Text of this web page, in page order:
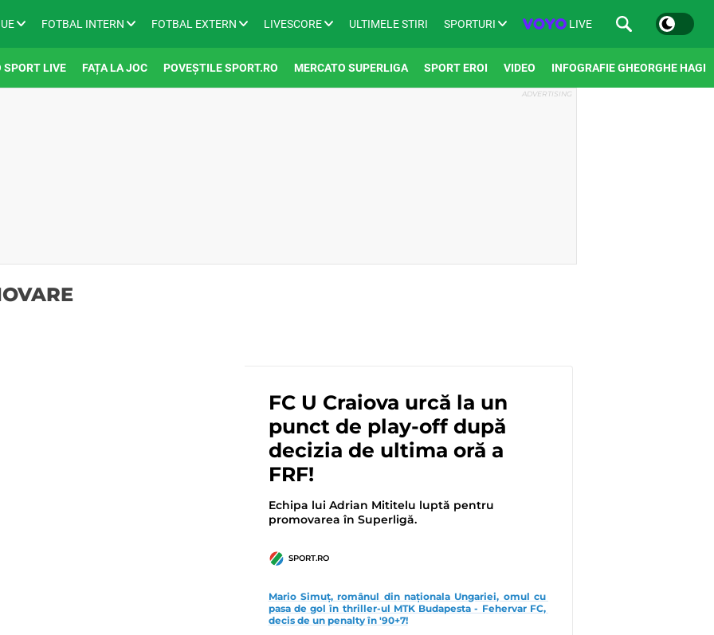
FOTBAL INTERN FOTBAL EXTERN LIVESCORE ULTIMELE STIRI SPORTURI LIVE
SPORT LIVE FAȚA LA JOC POVEȘTILE SPORT.RO MERCATO SUPERLIGA SPORT EROI VIDEO INFOGRAFIE GHEORGHE HAGI
FC U Craiova urcă la un
punct de play-off după
decizia de ultima oră a
FRF!
Echipa lui Adrian Mititelu luptă pentru
promovarea în Superligă.
SPORT.RO
Mario Simuț, românul din naționala Ungariei, omul cu
pasa de gol în thriller-ul MTK Budapesta - Fehervar FC,
decis de un penalty în '90+7!